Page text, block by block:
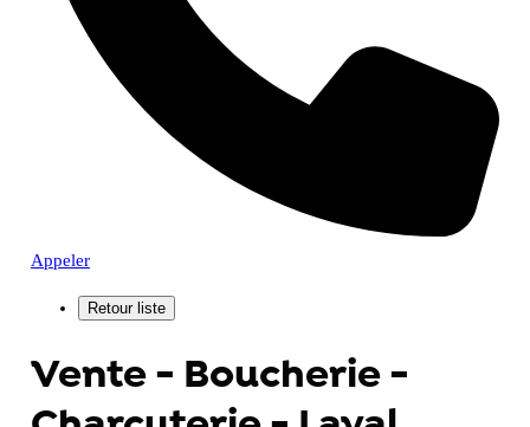
Appeler
Vente - Boucherie -